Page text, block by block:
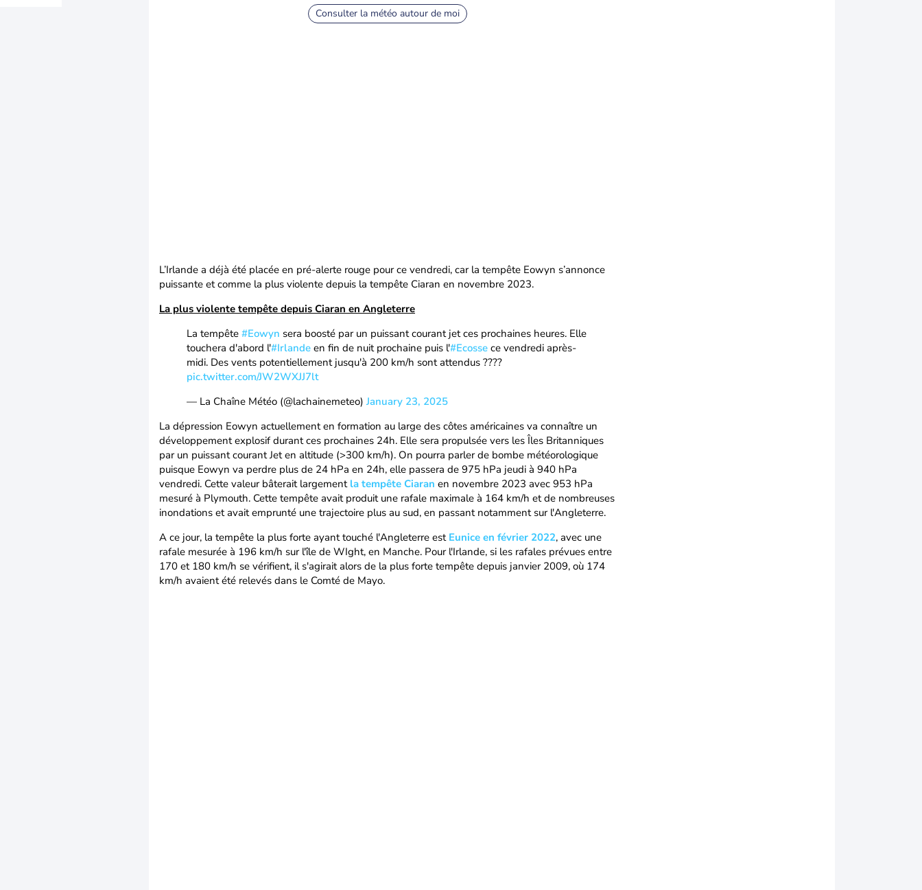
Consulter la météo autour de moi
L’Irlande a déjà été placée en pré-alerte rouge pour ce vendredi, car la tempête Eowyn s’annonce
puissante et comme la plus violente depuis la tempête Ciaran en novembre 2023.
La plus violente tempête depuis Ciaran en Angleterre
La tempête #Eowyn sera boosté par un puissant courant jet ces prochaines heures. Elle
touchera d'abord l'#Irlande en fin de nuit prochaine puis l'#Ecosse ce vendredi après-
midi. Des vents potentiellement jusqu'à 200 km/h sont attendus ????
pic.twitter.com/JW2WXJJ7lt
— La Chaîne Météo (@lachainemeteo) January 23, 2025
La dépression Eowyn actuellement en formation au large des côtes américaines va connaître un
développement explosif durant ces prochaines 24h. Elle sera propulsée vers les Îles Britanniques
par un puissant courant Jet en altitude (>300 km/h). On pourra parler de bombe météorologique
puisque Eowyn va perdre plus de 24 hPa en 24h, elle passera de 975 hPa jeudi à 940 hPa
vendredi. Cette valeur bâterait largement la tempête Ciaran en novembre 2023 avec 953 hPa
mesuré à Plymouth. Cette tempête avait produit une rafale maximale à 164 km/h et de nombreuses
inondations et avait emprunté une trajectoire plus au sud, en passant notamment sur l'Angleterre.
A ce jour, la tempête la plus forte ayant touché l'Angleterre est Eunice en février 2022, avec une
rafale mesurée à 196 km/h sur l'île de WIght, en Manche. Pour l'Irlande, si les rafales prévues entre
170 et 180 km/h se vérifient, il s'agirait alors de la plus forte tempête depuis janvier 2009, où 174
km/h avaient été relevés dans le Comté de Mayo.